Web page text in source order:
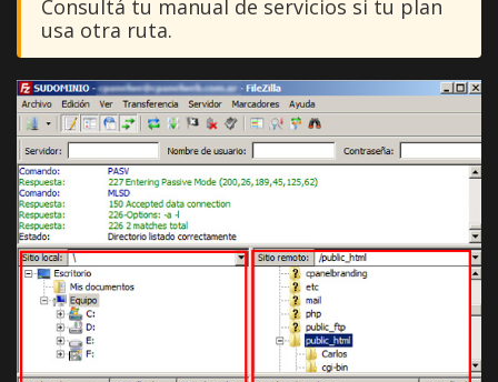
Consultá tu manual de servicios si tu plan
usa otra ruta.